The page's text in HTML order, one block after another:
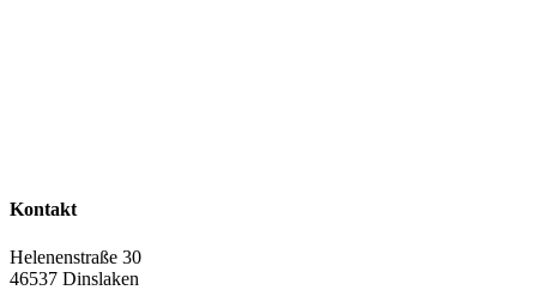
Kontakt
Helenenstraße 30
46537 Dinslaken